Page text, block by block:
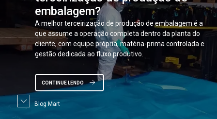
que assume a operação completa dentro da planta do
cliente, com equipe própria, matéria-prima controlada e
gestão dedicada ao fluxo produtivo.
CONTINUE LENDO
fechamento rápido?
Embalagens de madeira com fechamento rápido
garantem agilidade na abertura e na reembalagem de
cargas industriais sem abrir mão da proteção estrutural.
O sistema substitui pregos por clipes metálicos e
CONTINUE LENDO
Blog Mart